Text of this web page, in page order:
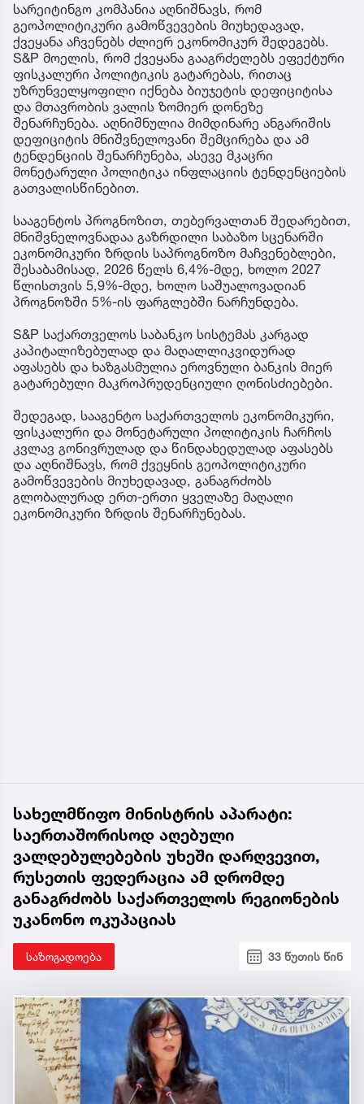
სარეიტინგო კომპანია აღნიშნავს, რომ
გეოპოლიტიკური გამოწვევების მიუხედავად,
ქვეყანა აჩვენებს ძლიერ ეკონომიკურ შედეგებს.
S&P მოელის, რომ ქვეყანა გააგრძელებს ეფექტური
ფისკალური პოლიტიკის გატარებას, რითაც
უზრუნველყოფილი იქნება ბიუჯეტის დეფიციტისა
და მთავრობის ვალის ზომიერ დონეზე
შენარჩუნება. აღნიშნულია მიმდინარე ანგარიშის
დეფიციტის მნიშვნელოვანი შემცირება და ამ
ტენდენციის შენარჩუნება, ასევე მკაცრი
მონეტარული პოლიტიკა ინფლაციის ტენდენციების
გათვალისწინებით.
სააგენტოს პროგნოზით, თებერვალთან შედარებით,
მნიშვნელოვნადაა გაზრდილი საბაზო სცენარში
ეკონომიკური ზრდის საპროგნოზო მაჩვენებლები,
შესაბამისად, 2026 წელს 6,4%-მდე, ხოლო 2027
წლისთვის 5,9%-მდე, ხოლო საშუალოვადიან
პროგნოზში 5%-ის ფარგლებში ნარჩუნდება.
S&P საქართველოს საბანკო სისტემას კარგად
კაპიტალიზებულად და მაღალლიკვიდურად
აფასებს და ხაზგასმულია ეროვნული ბანკის მიერ
გატარებული მაკროპრუდენციული ღონისძიებები.
შედეგად, სააგენტო საქართველოს ეკონომიკური,
ფისკალური და მონეტარული პოლიტიკის ჩარჩოს
კვლავ გონივრულად და წინდახედულად აფასებს
და აღნიშნავს, რომ ქვეყნის გეოპოლიტიკური
გამოწვევების მიუხედავად, განაგრძობს
გლობალურად ერთ-ერთი ყველაზე მაღალი
ეკონომიკური ზრდის შენარჩუნებას.
სახელმწიფო მინისტრის აპარატი:
საერთაშორისოდ აღებული
ვალდებულებების უხეში დარღვევით,
რუსეთის ფედერაცია ამ დრომდე
განაგრძობს საქართველოს რეგიონების
უკანონო ოკუპაციას
საზოგადოება 33 წუთის წინ